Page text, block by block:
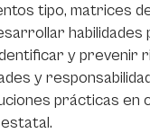
tipo, matrices
habilidades
y prevenir
y
prácticas en